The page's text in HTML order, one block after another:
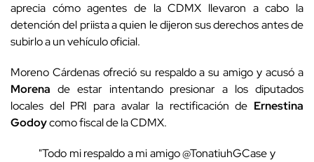
aprecia cómo agentes de la CDMX llevaron a cabo la
detención del priista a quien le dijeron sus derechos antes de
subirlo a un vehículo oficial.
Moreno Cárdenas ofreció su respaldo a su amigo y acusó a
Morena de estar intentando presionar a los diputados
locales del PRI para avalar la rectificación de Ernestina
Godoycomo fiscal de la CDMX.
"Todo mi respaldo a mi amigo @TonatiuhGCase y